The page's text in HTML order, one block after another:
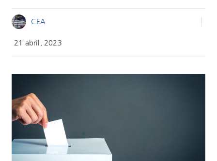
CEA
21 abril, 2023